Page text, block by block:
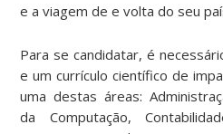
e a viagem de e volta do seu
Para se candidatar, é
e um currículo científico de
uma destas áreas:
da Computação,